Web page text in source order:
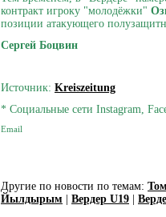
контракт игроку "молодёжки"
позиции атакующего
Сергей Боцвин
Источник: Kreiszeitung
* Социальные сети Instagram,
Другие по новости по темам:
Йылдырым
Вердер U19